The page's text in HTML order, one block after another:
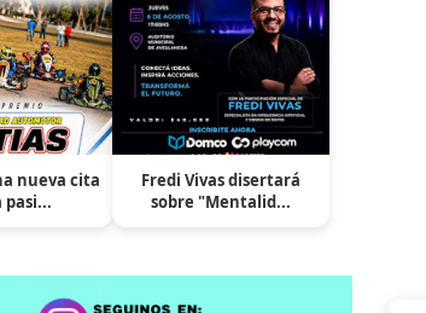
nueva cita
pasi...
Fredi Vivas disertará
sobre "Mentalid...